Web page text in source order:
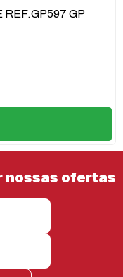
GP
nossas ofertas